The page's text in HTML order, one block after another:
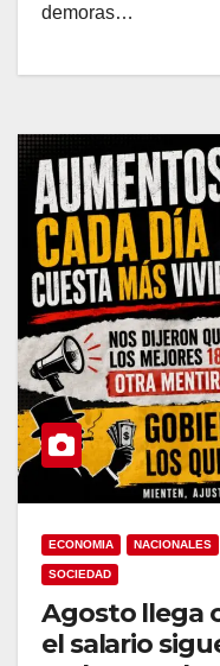
demoras…
ECONOMIA NACIONALES
SOCIEDAD
Agosto llega
el salario